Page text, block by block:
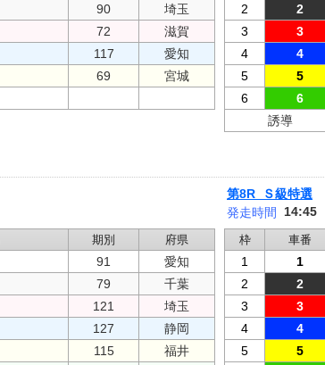
90
埼玉
72
滋賀
117
愛知
69
宮城
2
2
3
3
4
4
5
5
6
6
誘導
期別 府県
91
愛知
79
千葉
121
埼玉
127
静岡
115 福井
第8R Ｓ級特選
発走時間
14:45
枠 車番
1 1
2
2
3
3
4
4
5
5